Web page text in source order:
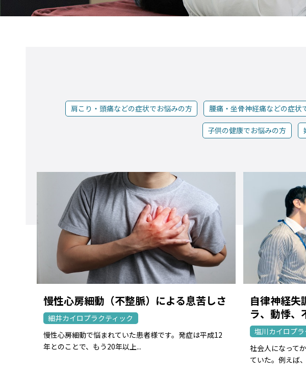
肩こり・頭痛などの症状でお悩みの方 腰痛・坐骨神経痛などの症状
子供の健康でお悩みの方
慢性心房細動（不整脈）による息苦しさ
細井カイロプラクティック
慢性心房細動で悩まれていた患者様です。発症は平成12
年とのことで、もう20年以上...
自律神経失
ラ、動悸、
塩川カイロプ
社会人になって
ていた。例えば